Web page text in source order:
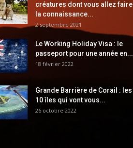
créatures dont vous allez faire
la connaissance...
2 septembre 2021
Le Working Holiday Visa : le
passeport pour une année en...
18 février 2022
Grande Barrière de Corail : les
10 îles qui vont vous...
26 octobre 2022